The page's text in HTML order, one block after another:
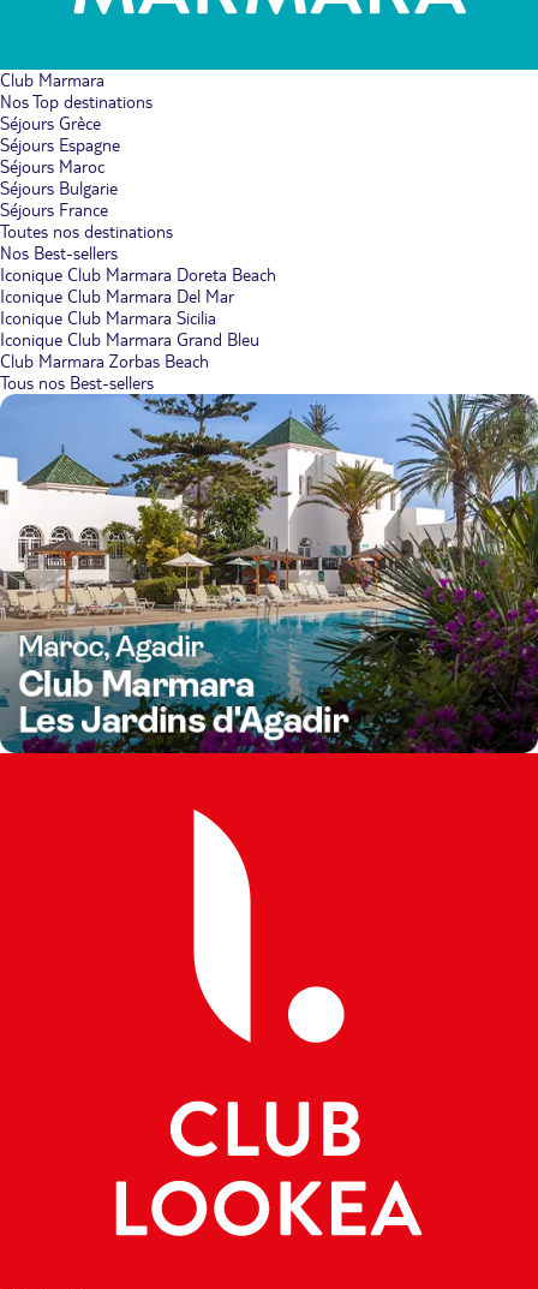
Club Marmara
Nos Top destinations
Séjours Grèce
Séjours Espagne
Séjours Maroc
Séjours Bulgarie
Séjours France
Toutes nos destinations
Nos Best-sellers
Iconique Club Marmara Doreta Beach
Iconique Club Marmara Del Mar
Iconique Club Marmara Sicilia
Iconique Club Marmara Grand Bleu
Club Marmara Zorbas Beach
Tous nos Best-sellers